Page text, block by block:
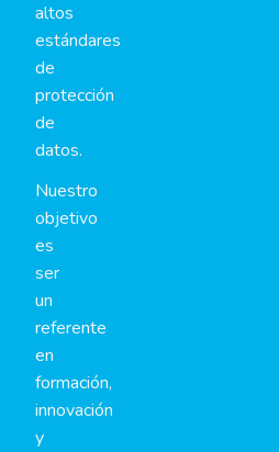
altos
estándares
de
protección
de
datos.
Nuestro
objetivo
es
ser
un
referente
en
formación,
innovación
y